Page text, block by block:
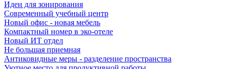
Идеи для зонирования
Современный учебный центр
Новый офис - новая мебель
Компактный номер в эко-отеле
Новый ИТ отдел
Не большая приемная
Антиковидные меры - разделение пространства